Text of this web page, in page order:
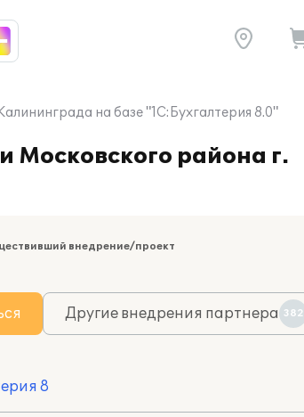
на базе "1С:Бухгалтерия 8.0"
Московского района г.
внедрение/проект
Другие внедрения партнера 382
8